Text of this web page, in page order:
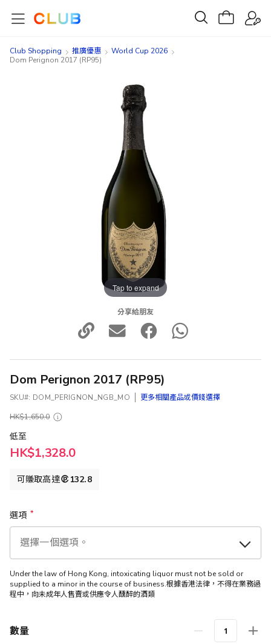
Club Shopping 推廣優惠
World Cup 2026
Dom Perignon 2017 (RP95)
Tap to expand
分享給朋友
Dom Perignon 2017 (RP95)
SKU DOM_PERIGNON_NGB_MO
更多相關產品或價錢選擇
HK$1,650.0
低至
HK$1,328.0
可賺取高達 132.8
選項
Under the law of Hong Kong, intoxicating liquor must not be sold or
supplied to a minor in the course of business.根據香港法律，不得在業務過
程中，向未成年人售賣或供應令人醺醉的酒類
數量